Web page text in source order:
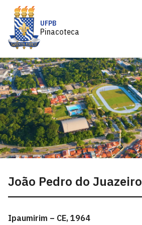
UFPB
Pinacoteca
João Pedro do Juazeiro
Ipaumirim – CE, 1964